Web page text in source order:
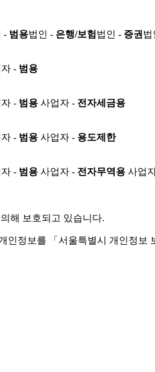
- 범용법인 - 은행/보험 법인 - 증권 법
- 범용
- 범용 사업자 - 전자세금용
- 범용 사업자 - 용도제한
- 범용 사업자 - 전자무역용 사업
해 보호되고 있습니다.
정보를 「서울특별시 개인정보